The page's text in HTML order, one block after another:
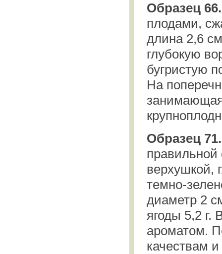
Образец 66.
плодами,
длина 2,6
глубокую
бугристую
На
занимающая
Образец 71.
верхушкой,
темно-
диаметр 2
ягоды 5,2 г.
ароматом.
качествам